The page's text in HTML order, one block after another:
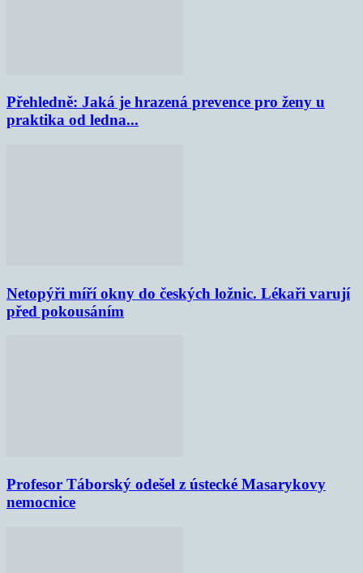
Přehledně: Jaká je hrazená prevence pro ženy u
praktika od ledna...
Netopýři míří okny do českých ložnic. Lékaři varují
před pokousáním
Profesor Táborský odešel z ústecké Masarykovy
nemocnice